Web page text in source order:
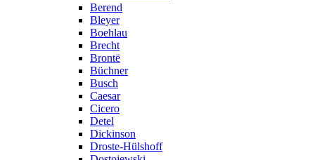
Berend
Bleyer
Boehlau
Brecht
Brontë
Büchner
Busch
Caesar
Cicero
Detel
Dickinson
Droste-Hülshoff